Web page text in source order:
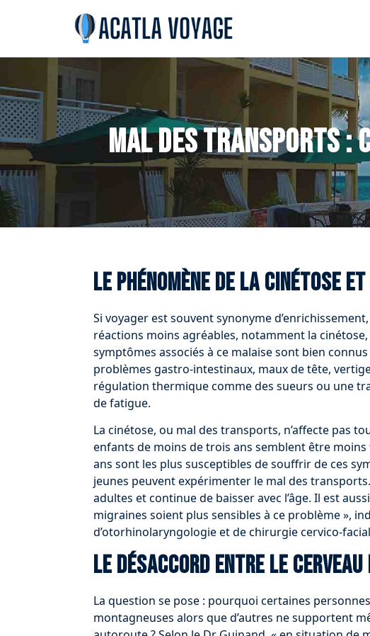
Mal des transports :
Le phénomène de la cinétose
Si voyager est souvent synonyme
réactions moins agréables, notamment la
symptômes associés à ce malaise sont bien
problèmes gastro-intestinaux, maux de tête,
régulation thermique comme des sueurs ou une
de fatigue.
La cinétose, ou mal des transports, n’affecte pas
enfants de moins de trois ans semblent être
ans sont les plus susceptibles de souffrir de ces
jeunes peuvent expérimenter le mal des
adultes et continue de baisser avec l’âge. Il est
migraines soient plus sensibles à ce problème »,
d’otorhinolaryngologie et de chirurgie cervico-
Le désaccord entre le
La question se pose : pourquoi certaines
montagneuses alors que d’autres ne supportent